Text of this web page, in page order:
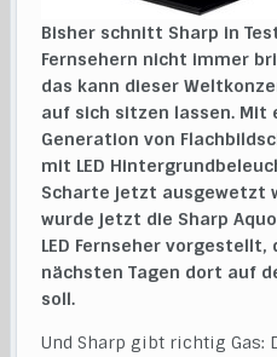
Bisher schnitt Sharp in
Fernsehern nicht immer
das kann dieser
auf sich sitzen lassen. Mit
Generation von
mit LED
Scharte jetzt ausgewetzt
wurde jetzt die Sharp
LED Fernseher vorgestellt,
nächsten Tagen dort auf
soll.
Und Sharp gibt richtig Gas: